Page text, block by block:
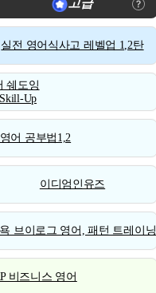
고급
실전 영어식사고 레벨업 1,2탄
쉐도잉
Up
어 공부법1,2
이디엄인유즈
브이로그 영어, 패턴 트레이닝
비즈니스 영어